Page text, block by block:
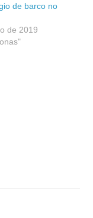
de barco no
de 2019